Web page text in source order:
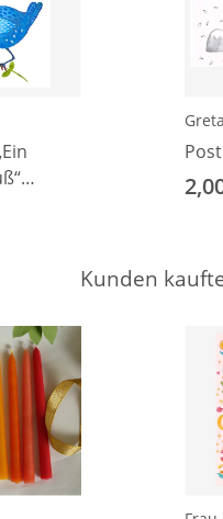
Kunden